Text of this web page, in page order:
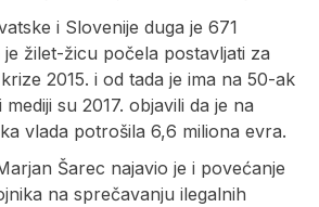
i Slovenije duga je 671
žilet-žicu počela postavljati za
2015. i od tada je ima na 50-ak
su 2017. objavili da je na
vlada potrošila 6,6 miliona evra.
Šarec najavio je i povećanje
na sprečavanju ilegalnih